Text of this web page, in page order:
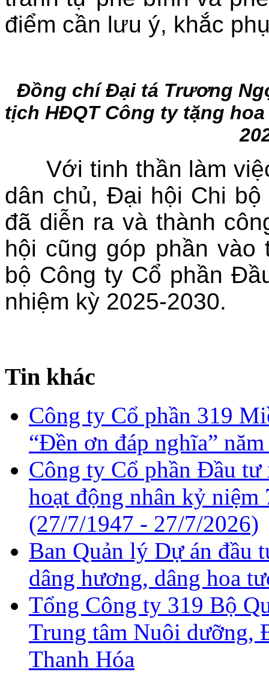
điểm cần lưu ý, khắc
Đồng chí Đại tá Trương
tịch HĐQT Công ty tặng
Với tinh thần làm
dân chủ, Đại hội Chi
đã diễn ra và thành
hội cũng góp phần
bộ Công ty Cổ phần
nhiệm kỳ 2025-2030.
Tin khác
Công ty Cổ phần 319
“Đền ơn đáp nghĩa”
Công ty Cổ phần Đầu
hoạt động nhân kỷ
(27/7/1947 - 27/7/2026)
Ban Quản lý Dự án đầu
dâng hương, dâng hoa
Tổng Công ty 319 Bộ
Trung tâm Nuôi dưỡng,
Thanh Hóa